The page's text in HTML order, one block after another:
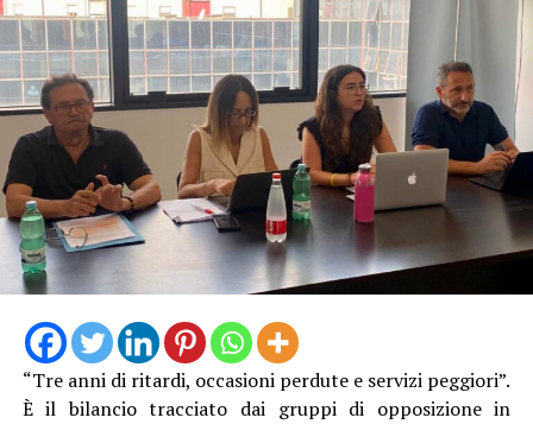
“Tre anni di ritardi, occasioni perdute e servizi peggiori”.
È il bilancio tracciato dai gruppi di opposizione in